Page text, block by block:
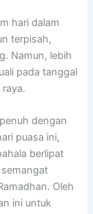
hari dalam
terpisah,
Namun, lebih
pada tanggal
dengan
puasa ini,
berlipat
Oleh
ini untuk